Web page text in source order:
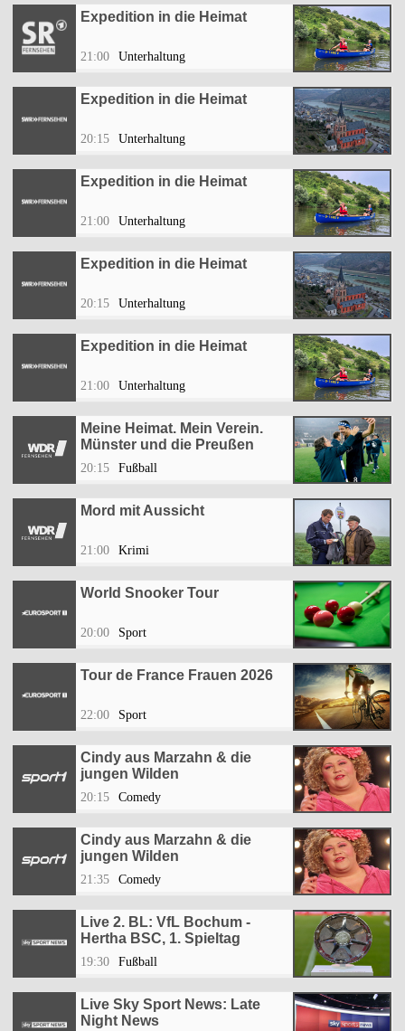
Expedition in die Heimat
21:00 Unterhaltung
Expedition in die Heimat
20:15 Unterhaltung
Expedition in die Heimat
21:00 Unterhaltung
Expedition in die Heimat
20:15 Unterhaltung
Expedition in die Heimat
21:00 Unterhaltung
Meine Heimat. Mein Verein.
Münster und die Preußen
20:15 Fußball
Mord mit Aussicht
21:00 Krimi
World Snooker Tour
20:00 Sport
Tour de France Frauen 2026
22:00 Sport
Cindy aus Marzahn & die
jungen Wilden
20:15 Comedy
Cindy aus Marzahn & die
jungen Wilden
21:35 Comedy
Live 2. BL: VfL Bochum -
Hertha BSC, 1. Spieltag
19:30 Fußball
Live Sky Sport News: Late
Night News